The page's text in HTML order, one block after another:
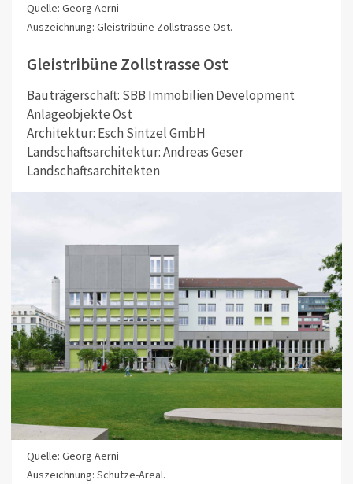
Quelle: Georg Aerni
Auszeichnung: Gleistribüne Zollstrasse Ost.
Gleistribüne Zollstrasse Ost
Bauträgerschaft: SBB Immobilien Development
Anlageobjekte Ost
Architektur: Esch Sintzel GmbH
Landschaftsarchitektur: Andreas Geser
Landschaftsarchitekten
Quelle: Georg Aerni
Auszeichnung: Schütze-Areal.